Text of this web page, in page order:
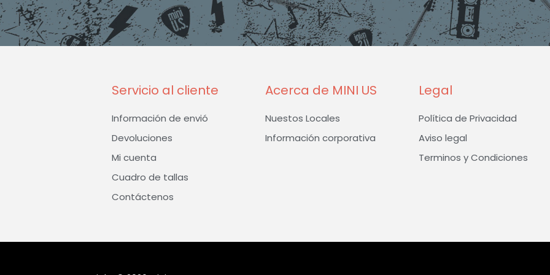
o
o
k
-
g
r
a
m
e
r
Servicio al cliente
Información de envió
Devoluciones
Mi cuenta
Cuadro de tallas
Contáctenos
Acerca de MINI US
Nuestos Locales
Información corporativa
Legal
Política de Privacidad
Aviso legal
Terminos y Condiciones